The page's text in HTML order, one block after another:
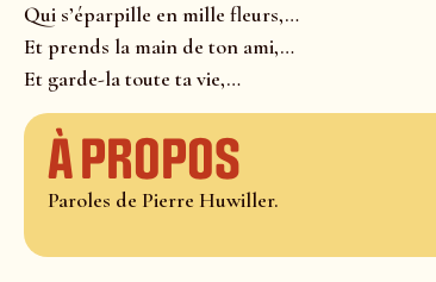
Qui s’éparpille en mille fleurs,…
Et prends la main de ton ami,…
Et garde-la toute ta vie,…
À propos
Paroles de Pierre Huwiller.